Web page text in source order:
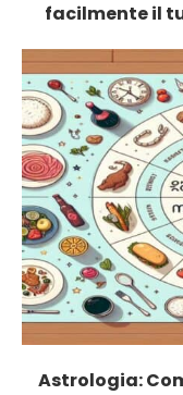
facilmente il
Astrologia: